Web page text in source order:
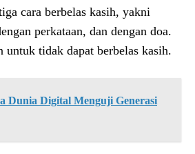
cara berbelas kasih, yakni
perkataan, dan dengan doa.
untuk tidak dapat berbelas kasih.
Dunia Digital Menguji Generasi